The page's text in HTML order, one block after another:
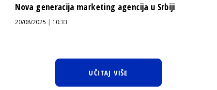
Nova generacija marketing agencija u Srbiji
20/08/2025 | 10:33
UČITAJ VIŠE